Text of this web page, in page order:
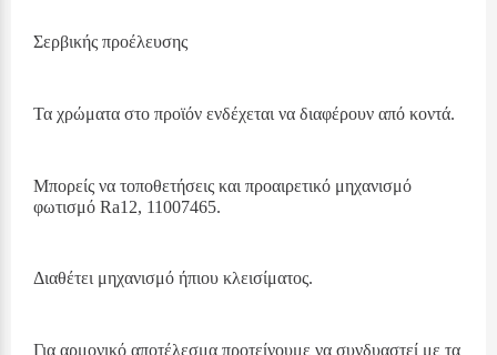
Σερβικής προέλευσης
Τα χρώματα στο προϊόν ενδέχεται να διαφέρουν από κοντά.
Μπορείς να τοποθετήσεις και προαιρετικό μηχανισμό
φωτισμό Ra12, 11007465.
Διαθέτει μηχανισμό ήπιου κλεισίματος.
Για αρμονικό αποτέλεσμα προτείνουμε να συνδυαστεί με τα